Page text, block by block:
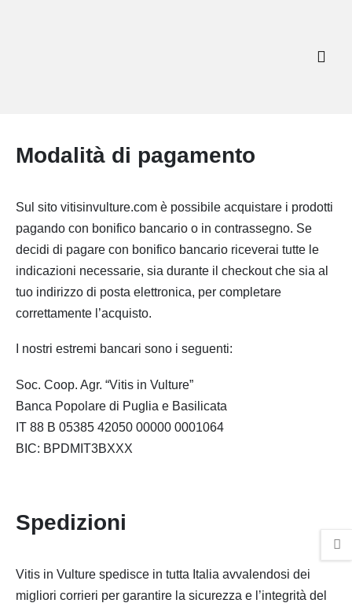
Modalità di pagamento
Sul sito vitisinvulture.com è possibile acquistare i prodotti
pagando con bonifico bancario o in contrassegno. Se
decidi di pagare con bonifico bancario riceverai tutte le
indicazioni necessarie, sia durante il checkout che sia al
tuo indirizzo di posta elettronica, per completare
correttamente l’acquisto.
I nostri estremi bancari sono i seguenti:
Soc. Coop. Agr. “Vitis in Vulture”
Banca Popolare di Puglia e Basilicata
IT 88 B 05385 42050 00000 0001064
BIC: BPDMIT3BXXX
Spedizioni
Vitis in Vulture spedisce in tutta Italia avvalendosi dei
migliori corrieri per garantire la sicurezza e l’integrità del